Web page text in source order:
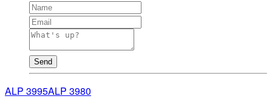
Send
ALP 3995ALP 3980